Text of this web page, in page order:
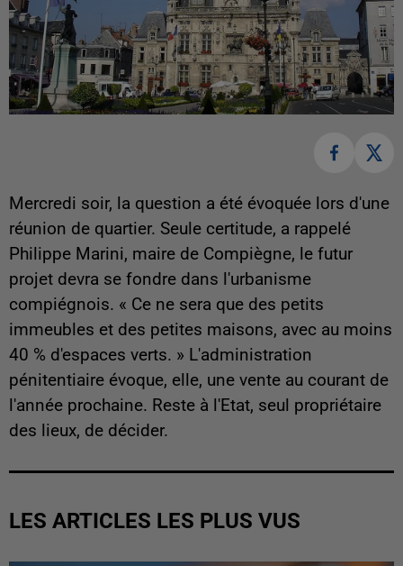
Mercredi soir, la question a été évoquée lors d'une
réunion de quartier. Seule certitude, a rappelé
Philippe Marini, maire de Compiègne, le futur
projet devra se fondre dans l'urbanisme
compiégnois. « Ce ne sera que des petits
immeubles et des petites maisons, avec au moins
40 % d'espaces verts. » L'administration
pénitentiaire évoque, elle, une vente au courant de
l'année prochaine. Reste à l'Etat, seul propriétaire
des lieux, de décider.
LES ARTICLES LES PLUS VUS